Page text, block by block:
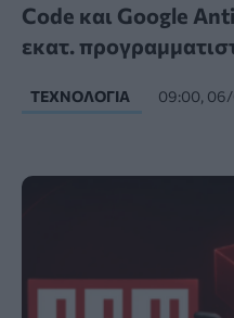
Code και Google
εκατ.
ΤΕΧΝΟΛΟΓΊΑ 09:00,